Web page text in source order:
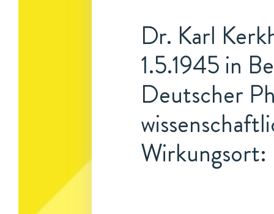
Dr. Karl
1.5.1945 in
Deutscher